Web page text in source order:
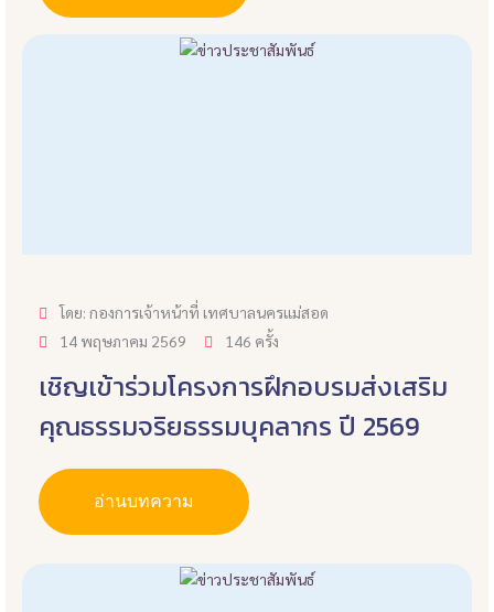
โดย: กองการเจ้าหน้าที่ เทศบาลนครแม่สอด
14 พฤษภาคม 2569
146 ครั้ง
เชิญเข้าร่วมโครงการฝึกอบรมส่งเสริม
คุณธรรมจริยธรรมบุคลากร ปี 2569
อ่านบทความ